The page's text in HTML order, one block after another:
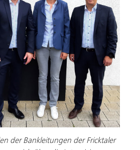
der Bankleitungen der Fricktaler